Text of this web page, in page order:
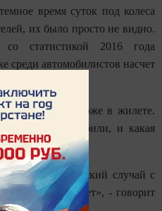
время суток под колеса
их было просто не видно.
статистикой 2016 года
среди автомобилистов насчет
женщину тоже в жилете.
и так же сбили, и какая
в Воронеже.
его на всякий случай с
не занимает», - говорит